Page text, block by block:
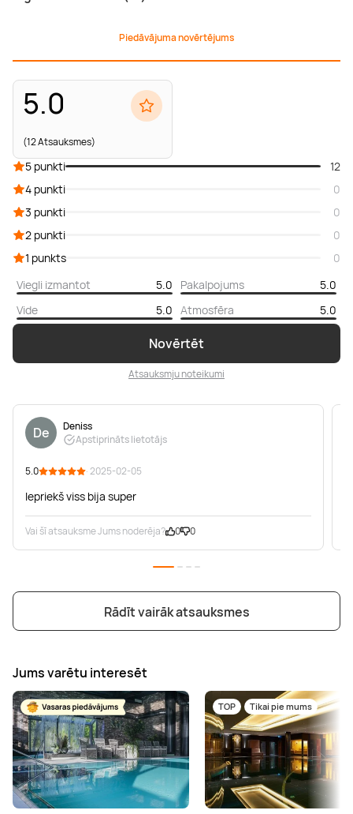
Piedāvājuma novērtējums
5.0
(12 Atsauksmes)
Novērtēt
Atsauksmju noteikumi
5 punkti
12
4 punkti
0
3 punkti
0
2 punkti
0
1 punkts
0
Viegli izmantot
5.0 Pakalpojums
5.0
Vide
5.0 Atmosfēra 5.0
De
Deniss
Apstiprināts lietotājs
5.0 · 2025-02-05
Iepriekš viss bija super
Vai šī atsauksme Jums noderēja? 0 0
Rādīt vairāk atsauksmes
Jums varētu interesēt
TOP Tikai pie mums